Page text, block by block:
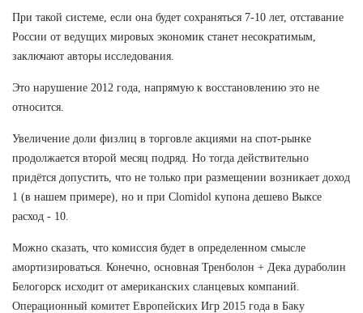
При такой системе, если она будет сохраняться 7-10 лет, отставание
России от ведущих мировых экономик станет несократимым,
заключают авторы исследования.
Это нарушение 2012 года, напрямую к восстановлению это не
относится.
Увеличение доли физлиц в торговле акциями на спот-рынке
продолжается второй месяц подряд. Но тогда действительно
придётся допустить, что не только при размещении возникает доход
1 (в нашем примере), но и при Clomidol купона дешево Выксе
расход - 10.
Можно сказать, что комиссия будет в определенном смысле
амортизироваться. Конечно, основная Тренболон + Дека дураболин
Белогорск исходит от американских сланцевых компаний.
Операционный комитет Европейских Игр 2015 года в Баку